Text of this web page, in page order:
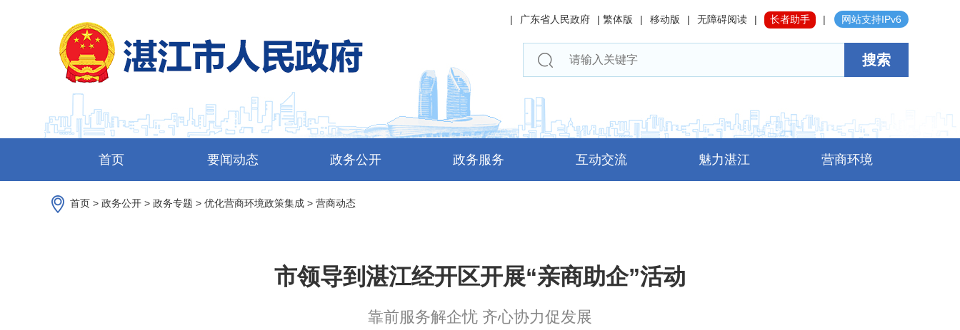
| 广东省人民政府 | 繁体版 | 移动版 | 无障碍阅读 | 长者助手 | 网站支持IPv6
搜索
首页 要闻动态 政务公开 政务服务 互动交流 魅力湛江 营商环境
首页 > 政务公开 > 政务专题 > 优化营商环境政策集成 > 营商动态
市领导到湛江经开区开展“亲商助企”活动
靠前服务解企忧 齐心协力促发展